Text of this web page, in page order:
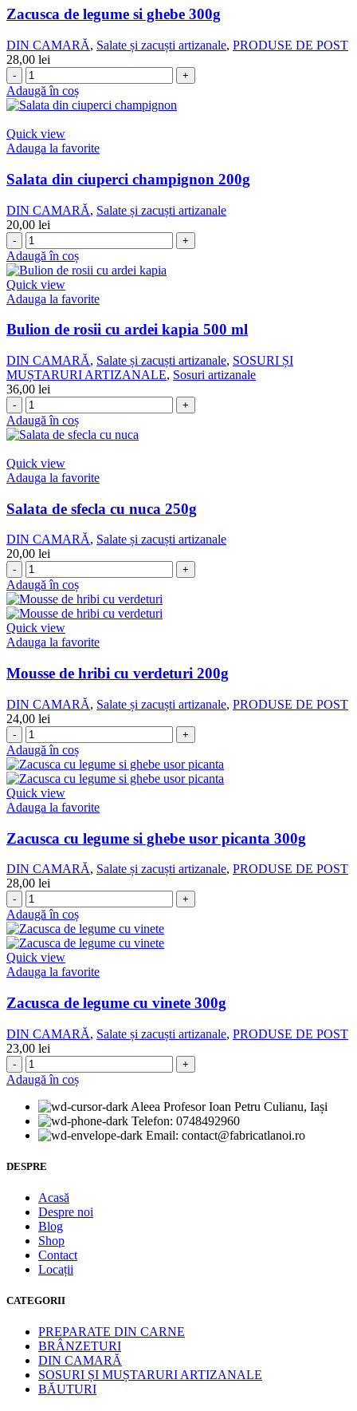
Zacusca de legume si ghebe 300g
DIN CAMARĂ, Salate și zacuști artizanale, PRODUSE DE POST
28,00 lei
Cantitate
Zacusca
de
si
ghebe
300g
Adaugă în coș
Quick view
Adauga la favorite
Salata din ciuperci champignon 200g
DIN CAMARĂ, Salate și zacuști artizanale
20,00 lei
Cantitate
Salata
din
ciuperci
champignon
200g
Adaugă în coș
Quick view
Adauga la favorite
Bulion de rosii cu ardei kapia 500 ml
DIN CAMARĂ, Salate și zacuști artizanale, SOSURI ȘI
MUȘTARURI ARTIZANALE, Sosuri artizanale
36,00 lei
Cantitate
Bulion
de
cu
ardei
kapia
500
ml
Adaugă în coș
Quick view
Adauga la favorite
Salata de sfecla cu nuca 250g
DIN CAMARĂ, Salate și zacuști artizanale
20,00 lei
Cantitate
Salata
de
sfecla
cu
nuca
250g
Adaugă în coș
Quick view
Adauga la favorite
Mousse de hribi cu verdeturi 200g
DIN CAMARĂ, Salate și zacuști artizanale, PRODUSE DE POST
24,00 lei
Cantitate
Mousse
de
hribi
cu
verdeturi
200g
Adaugă în coș
Quick view
Adauga la favorite
Zacusca cu legume si ghebe usor picanta 300g
DIN CAMARĂ, Salate și zacuști artizanale, PRODUSE DE POST
28,00 lei
Cantitate
Zacusca
cu
legume
si
ghebe
usor
300g
Adaugă în coș
Quick view
Adauga la favorite
Zacusca de legume cu vinete 300g
DIN CAMARĂ, Salate și zacuști artizanale, PRODUSE DE POST
23,00 lei
Cantitate
Zacusca
de
legume
cu
vinete
Adaugă în coș
Aleea Profesor Ioan Petru Culianu, Iași
Telefon: 0748492960
Email: contact@fabricatlanoi.ro
DESPRE
Acasă
Despre noi
Blog
Shop
Contact
Locații
CATEGORII
PREPARATE DIN CARNE
BRÂNZETURI
DIN CAMARĂ
SOSURI ȘI MUȘTARURI ARTIZANALE
BĂUTURI